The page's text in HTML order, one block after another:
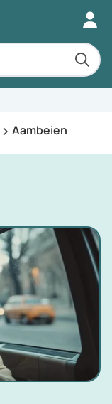
Aambeien